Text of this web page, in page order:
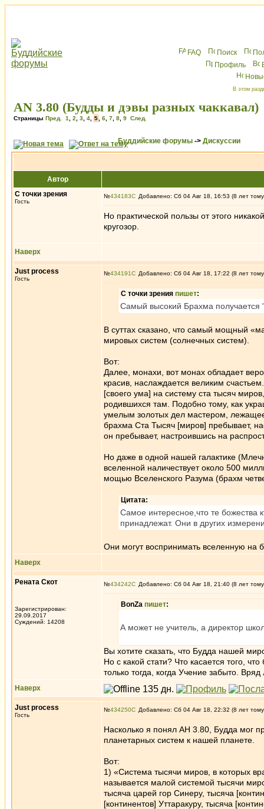
FAQ Поиск
Профиль
В этом
AN 3.80 (Будды и дэвы разных чаккавал)
Страницы Пред. 1 2 3 4 5 6 7 8 9 След.
Буддийские форумы -> Дискуссии
Автор
С точки зрения
Гость
№434183 Добавлено: Сб 04 Авг 18, 16:53 (8 лет
Но практической пользы от этого
кругозор.
Наверх
Just process
Гость
№434191 Добавлено: Сб 04 Авг 18, 17:22 (8 лет
С точки зрения пишет:
Самый высокий Брахма получается
В суттах сказано, что самый мощный
мировых систем (солнечных систем).
Вот:
Далее, монахи, вот монах обладает
красив, наслаждается великим
[своего ума] на систему ста тысяч
родившихся там. Подобно тому, как
умелым золотых дел мастером, лежащее
брахма Ста Тысяч [миров] пребывает,
он пребывает, настроившись на
Но даже в одной нашей галактике
вселенной наличествует около 500
мощью Вселенского Разума (брахм
Цитата:
Самое интересное,что те
принадлежат. Они в других
Они могут воспринимать вселенную на
Наверх
Рената Скот
Зарегистрирован:
29.09.2017
Суждений: 14208
№434242 Добавлено: Сб 04 Авг 18, 21:40 (8 лет
BonZa пишет:
А может не учитель, а директор
Вы хотите сказать, что Будда нашей
Но с какой стати? Что касается того,
только тогда, когда Учение забыто.
Наверх
Just process
Гость
№434250 Добавлено: Сб 04 Авг 18, 22:32 (8 лет
Насколько я понял АН 3.80, Будда мог
планетарных систем к нашей планете.
Вот:
1) «Система тысячи миров, в которых
называется малой системой тысячи
тысяча царей гор Синеру, тысяча
[континентов] Уттаракуру, тысяча